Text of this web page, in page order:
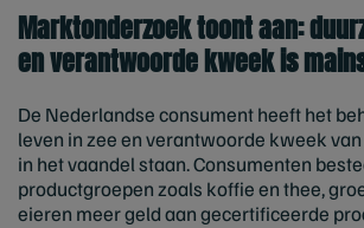
Marktonderzoek toont aan:
en verantwoorde kweek is
De Nederlandse consument heeft het
leven in zee en verantwoorde kweek
in het vaandel staan. Consumenten
productgroepen zoals koffie en thee,
eieren meer geld aan gecertificeerde